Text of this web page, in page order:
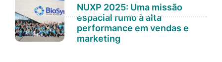
NUXP 2025: Uma missão
espacial rumo à alta
performance em vendas e
marketing